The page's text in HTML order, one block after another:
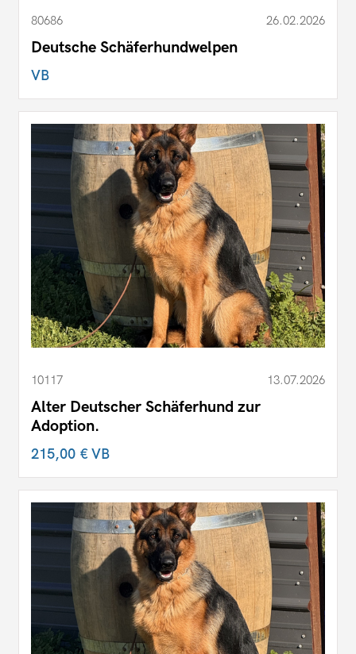
80686 26.02.2026
Deutsche Schäferhundwelpen
VB
10117 13.07.2026
Alter Deutscher Schäferhund zur
Adoption.
215,00 €VB